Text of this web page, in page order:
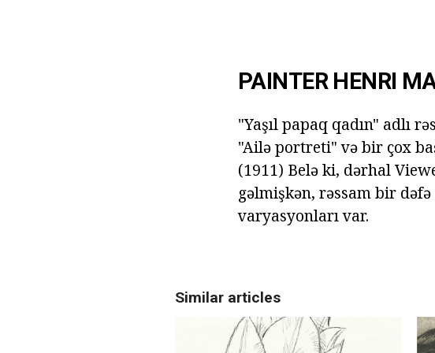
PAINTER HENRI
"Yaşıl papaq qadın" adlı
"Ailə portreti" və bir çox
(1911) Belə ki, dərhal
gəlmişkən, rəssam bir
varyasyonları var.
Similar articles